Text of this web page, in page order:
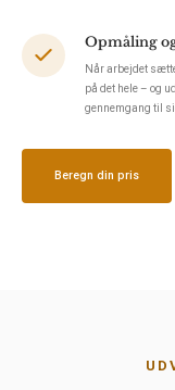
Opmåling
Når arbejdet
på det hele – og
gennemgang til
Beregn din pris